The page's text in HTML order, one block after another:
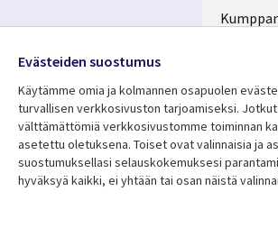
Resurssikeskus
Library
Asiakastarinat
Legal
Media
FINLAND
Evästeiden suostumus
Käytämme omia ja kolmannen osapuolen
turvallisen verkkosivuston tarjoamiseksi.
välttämättömiä verkkosivustomme toiminnan
asetettu oletuksena. Toiset ovat valinnaisia ​​ja
suostumuksellasi selauskokemuksesi
hyväksyä kaikki, ei yhtään tai osan näistä